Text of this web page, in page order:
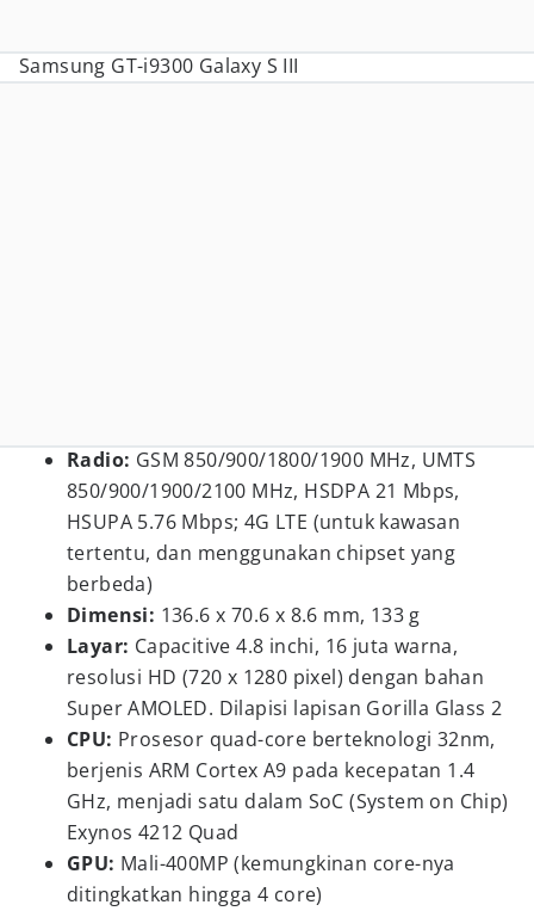
Samsung GT-i9300 Galaxy S III
Radio: GSM 850/900/1800/1900 MHz, UMTS
850/900/1900/2100 MHz, HSDPA 21 Mbps,
HSUPA 5.76 Mbps; 4G LTE (untuk kawasan
tertentu, dan menggunakan chipset yang
berbeda)
Dimensi: 136.6 x 70.6 x 8.6 mm, 133 g
Layar: Capacitive 4.8 inchi, 16 juta warna,
resolusi HD (720 x 1280 pixel) dengan bahan
Super AMOLED. Dilapisi lapisan Gorilla Glass 2
CPU: Prosesor quad-core berteknologi 32nm,
berjenis ARM Cortex A9 pada kecepatan 1.4
GHz, menjadi satu dalam SoC (System on Chip)
Exynos 4212 Quad
GPU: Mali-400MP (kemungkinan core-nya
ditingkatkan hingga 4 core)